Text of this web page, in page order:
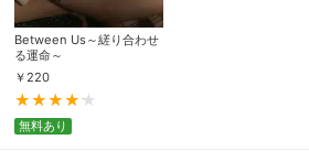
Between Us～縒り合わせ
る運命～
￥ 220
無料あり